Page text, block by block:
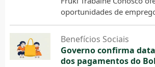
oportunidades de
Benefícios Sociais
Governo confirma
dos pagamentos do